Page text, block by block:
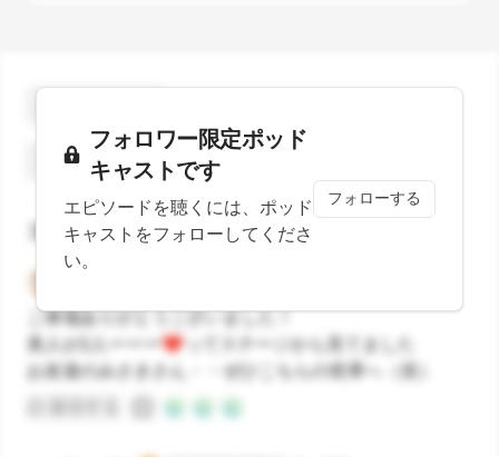
スターをつける 18
コメント
ご来場ありがとうございました！
美人が2人ーーー❤️ってステージから見てました
お友達のみさきさん・・ぜひこちらの世界へ（笑）
フォロワー限定ポッド
キャストです
エピソードを聴くには、ポッド
キャストをフォローしてくださ
い。
フォローする